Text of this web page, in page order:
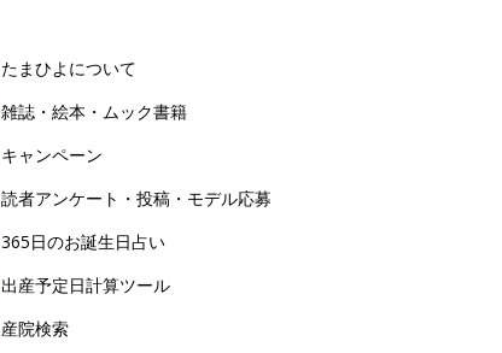
たまひよについて
雑誌・絵本・ムック書籍
キャンペーン
読者アンケート・投稿・モデル応募
365日のお誕生日占い
出産予定日計算ツール
産院検索